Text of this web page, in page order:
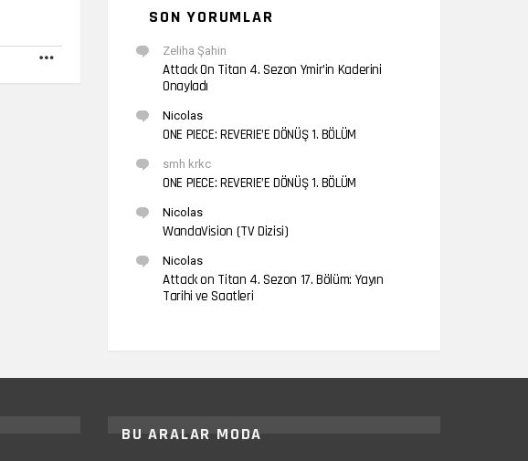
SON YORUMLAR
Zeliha Şahin
Attack On Titan 4. Sezon Ymir’in Kaderini
Onayladı
Nicolas
ONE PIECE: REVERIE’E DÖNÜŞ 1. BÖLÜM
smh krkc
ONE PIECE: REVERIE’E DÖNÜŞ 1. BÖLÜM
Nicolas
WandaVision (TV Dizisi)
Nicolas
Attack on Titan 4. Sezon 17. Bölüm: Yayın
Tarihi ve Saatleri
BU ARALAR MODA